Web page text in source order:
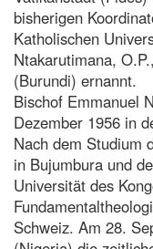
bisherigen
Katholischen
Ntakarutimana,
(Burundi) ernannt.
Bischof Emmanuel
Dezember 1956 in
Nach dem Studium
in Bujumbura und
Universität des
Schweiz. Am 28.